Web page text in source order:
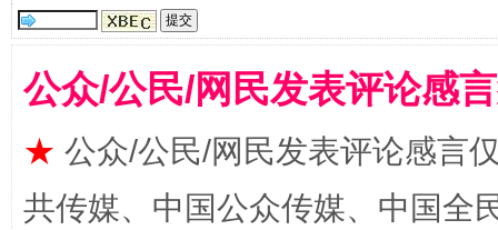
国家大学科技园优化重塑工作
公众/公民/网民发表评论感
★ 公众/公民/网民发表评论感言
共传媒、中国公众传媒、中国全